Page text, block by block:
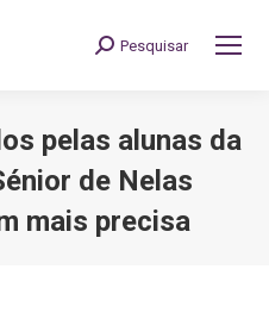
Search:
Pesquisar
pelas alunas da
de Nelas
mais precisa